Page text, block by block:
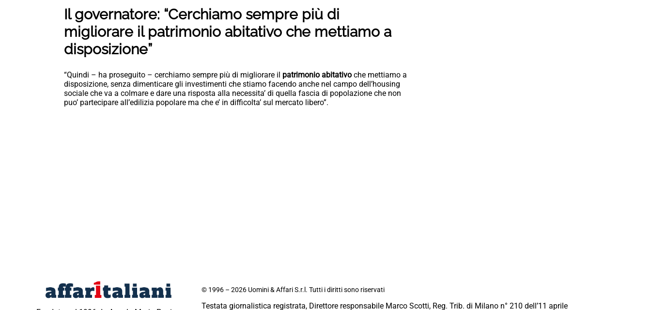
Il governatore: “Cerchiamo sempre più di
migliorare ilpatrimonio abitativo che mettiamo a
disposizione”
“Quindi – ha proseguito – cerchiamo sempre più di migliorare il patrimonio abitativo che mettiamo a
disposizione, senza dimenticare gli investimenti che stiamo facendo anche nel campo dell’housing
sociale che va a colmare e dare una risposta alla necessita’ di quella fascia di popolazione che non
puo’ partecipare all’edilizia popolare ma che e’ in difficolta’ sul mercato libero”.
© 1996 – 2026 Uomini & Affari S.r.l. Tutti i diritti sono riservati
Testata giornalistica registrata, Direttore responsabile Marco Scotti, Reg. Trib. di Milano n° 210 dell’11 aprile